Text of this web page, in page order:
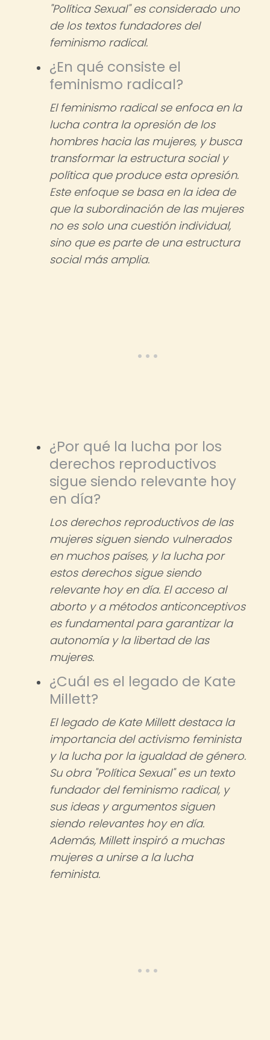
"Política Sexual" es considerado uno
de los textos fundadores del
feminismo radical.
¿En qué consiste el
feminismo radical?
El feminismo radical se enfoca en la
lucha contra la opresión de los
hombres hacia las mujeres, y busca
transformar la estructura social y
política que produce esta opresión.
Este enfoque se basa en la idea de
que la subordinación de las mujeres
no es solo una cuestión individual,
sino que es parte de una estructura
social más amplia.
¿Por qué la lucha por los
derechos reproductivos
sigue siendo relevante hoy
en día?
Los derechos reproductivos de las
mujeres siguen siendo vulnerados
en muchos países, y la lucha por
estos derechos sigue siendo
relevante hoy en día. El acceso al
aborto y a métodos anticonceptivos
es fundamental para garantizar la
autonomía y la libertad de las
mujeres.
¿Cuál es el legado de Kate
Millett?
El legado de Kate Millett destaca la
importancia del activismo feminista
y la lucha por la igualdad de género.
Su obra "Política Sexual" es un texto
fundador del feminismo radical, y
sus ideas y argumentos siguen
siendo relevantes hoy en día.
Además, Millett inspiró a muchas
mujeres a unirse a la lucha
feminista.